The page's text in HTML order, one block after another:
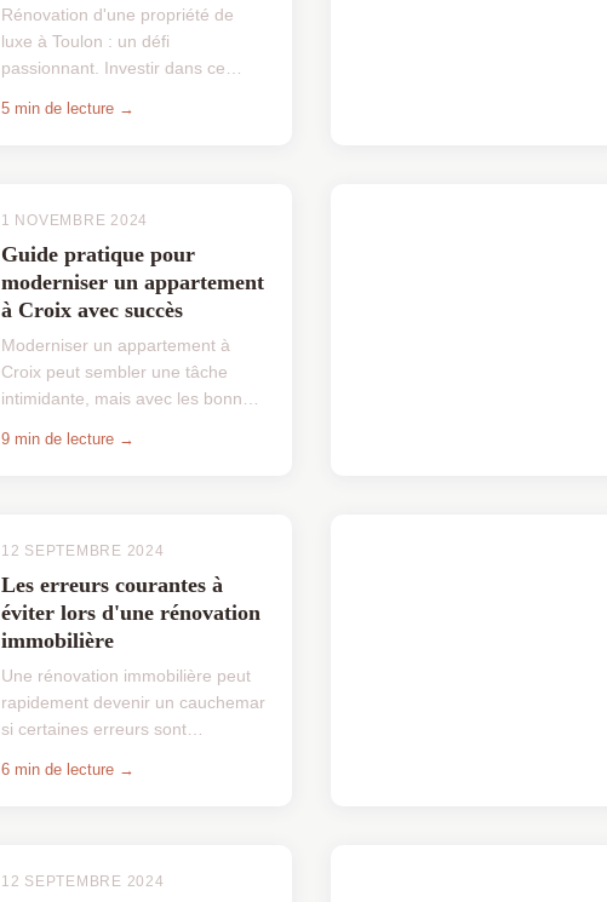
Rénovation d'une propriété de
luxe à Toulon : un défi
passionnant. Investir dans ce
5 min de lecture →
1 NOVEMBRE 2024
Guide pratique pour
moderniser un appartement
à Croix avec succès
Moderniser un appartement à
Croix peut sembler une tâche
intimidante, mais avec les bonnes
9 min de lecture →
12 SEPTEMBRE 2024
Les erreurs courantes à
éviter lors d'une rénovation
immobilière
Une rénovation immobilière peut
rapidement devenir un cauchemar
si certaines erreurs sont
6 min de lecture →
12 SEPTEMBRE 2024